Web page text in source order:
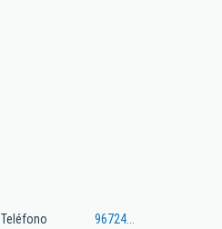
Teléfono 96724...